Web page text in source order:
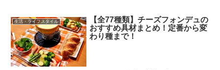
生活・ライフスタイル
【全77種類】チーズフォンデュの
おすすめ具材まとめ！定番から変
わり種まで！